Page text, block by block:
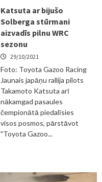
Katsuta ar bijušo
Solberga stūrmani
aizvadīs pilnu WRC
sezonu
29/10/2021
Foto: Toyota Gazoo Racing
Jaunais japāņu rallija pilots
Takamoto Katsuta arī
nākamgad pasaules
čempionātā piedalīsies
visos posmos, pārstāvot
"Toyota Gazoo...